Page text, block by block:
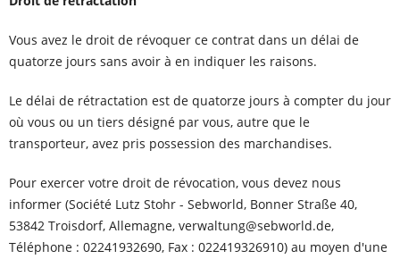
Vous avez le droit de révoquer ce contrat dans un délai de
quatorze jours sans avoir à en indiquer les raisons.
Le délai de rétractation est de quatorze jours à compter du jour
où vous ou un tiers désigné par vous, autre que le
transporteur, avez pris possession des marchandises.
Pour exercer votre droit de révocation, vous devez nous
informer (Société Lutz Stohr - Sebworld, Bonner Straße 40,
53842 Troisdorf, Allemagne, verwaltung@sebworld.de,
Téléphone : 02241932690, Fax : 022419326910) au moyen d'une